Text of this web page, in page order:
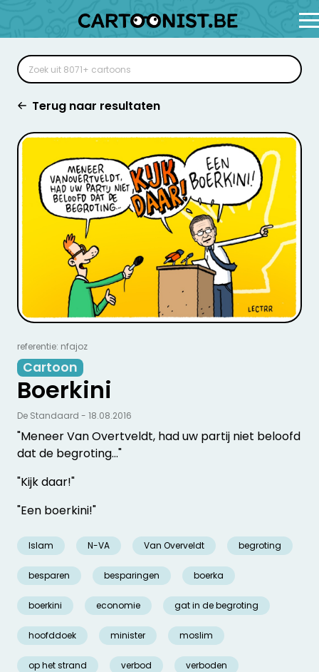
Terug naar resultaten
referentie: nfajoz
Cartoon
Boerkini
"Meneer Van Overtveldt, had uw partij niet beloofd
dat de begroting…"
"Kijk daar!"
"Een boerkini!"
Islam N-VA Van Overveldt begroting
besparen besparingen boerka
boerkini economie gat in de begroting
hoofddoek minister moslim
op het strand verbod verboden
De Standaard - 18.08.2016